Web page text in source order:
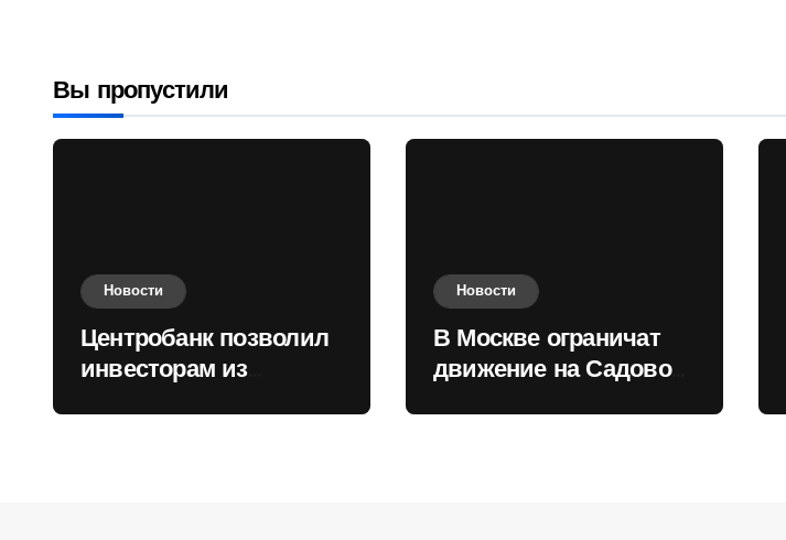
Вы пропустили
Новости
Центробанк позволил
инвесторам из
Новости
В Москве ограничат
движение на Садовом